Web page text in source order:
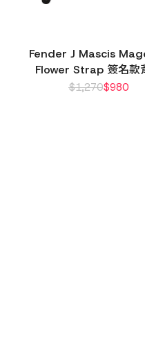
Fender J Mascis
Flower Strap 簽名款
$1,270$980